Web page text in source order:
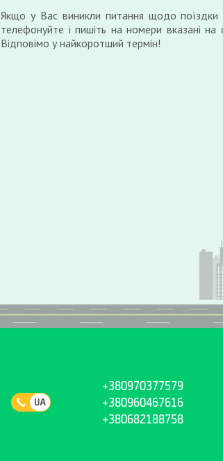
Якщо у Вас виникли питання щодо поїздки
телефонуйте і пишіть на номери вказані
Відповімо у найкоротший термін!
+380970377579
+380960467616
+380682188758